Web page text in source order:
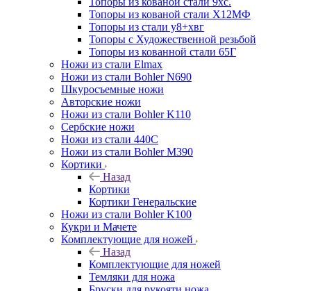
Топоры из кованой стали Х12МФ
Топоры из стали у8+хвг
Топоры с Художественной резьбой
Топоры из кованной стали 65Г
Ножи из стали Elmax
Ножи из стали Bohler N690
Шкуросъемные ножи
Авторские ножи
Ножи из стали Bohler K110
Сербские ножи
Ножи из стали 440С
Ножи из стали Bohler M390
Кортики
Назад
Кортики
Кортики Генеральские
Ножи из стали Bohler K100
Кукри и Мачете
Комплектующие для ножей
Назад
Комплектующие для ножей
Темляки для ножа